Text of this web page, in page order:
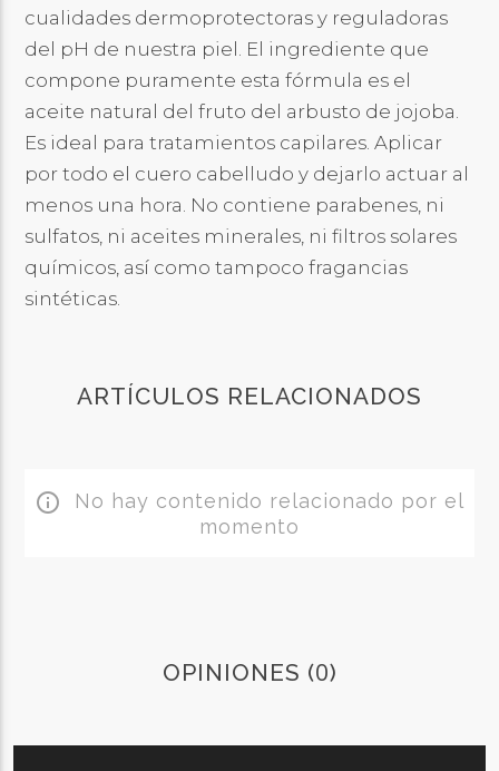
cualidades dermoprotectoras y reguladoras
del pH de nuestra piel. El ingrediente que
compone puramente esta fórmula es el
aceite natural del fruto del arbusto de jojoba.
Es ideal para tratamientos capilares. Aplicar
por todo el cuero cabelludo y dejarlo actuar al
menos una hora. No contiene parabenes, ni
sulfatos, ni aceites minerales, ni filtros solares
químicos, así como tampoco fragancias
sintéticas.
ARTÍCULOS RELACIONADOS
info_outline No hay contenido relacionado por el
momento
OPINIONES (0)